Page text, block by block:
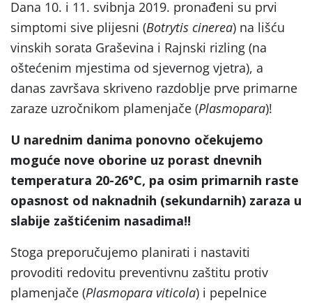
Dana 10. i 11. svibnja 2019. pronađeni su prvi
simptomi sive plijesni (Botrytis cinerea) na lišću
vinskih sorata Graševina i Rajnski rizling (na
oštećenim mjestima od sjevernog vjetra), a
danas završava skriveno razdoblje prve primarne
zaraze uzročnikom plamenjače (Plasmopara)!
U narednim danima ponovno očekujemo
moguće nove oborine uz porast dnevnih
temperatura 20-26°C, pa osim primarnih raste
opasnost od naknadnih (sekundarnih) zaraza u
slabije zaštićenim nasadima!!
Stoga preporučujemo planirati i nastaviti
provoditi redovitu preventivnu zaštitu protiv
plamenjače (Plasmopara viticola) i pepelnice